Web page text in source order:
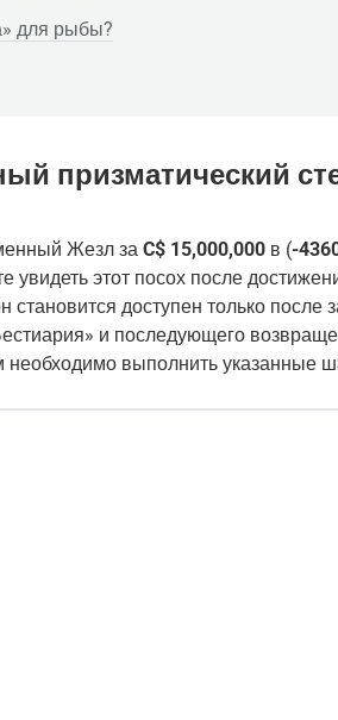
для рыбы?
призматический
Жезл за C$ 15,000,000 в (-
увидеть этот посох после
становится доступен только после
и последующего
необходимо выполнить указанные